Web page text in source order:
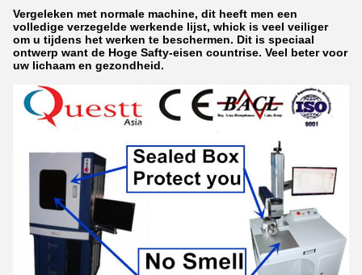
Vergeleken met normale machine, dit heeft men een
volledige verzegelde werkende lijst, whick is veel veiliger
om u tijdens het werken te beschermen. Dit is speciaal
ontwerp want de Hoge Safty-eisen countrise. Veel beter voor
uw lichaam en gezondheid.